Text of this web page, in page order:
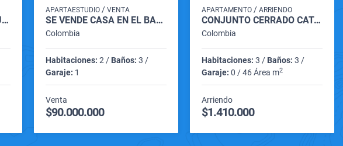
SE ARRIENDA CASA ESQUINERA SAN FERNANDO DEL RODEO
APARTAESTUDIO /VENTA
SE VENDE CASA EN EL BARRIO SANTANDER
Colombia
Habitaciones: 2 / Baños: 3 /
Garaje: 1
Venta
$90.000.000
APARTAMENTO /ARRIENDO
CONJUNTO CERRADO CATANIA APARTAMENTO 201 TORRE 4
Colombia
Habitaciones: 3 / Baños: 3 /
Garaje: 0 / 46 Área m2
Arriendo
$1.410.000